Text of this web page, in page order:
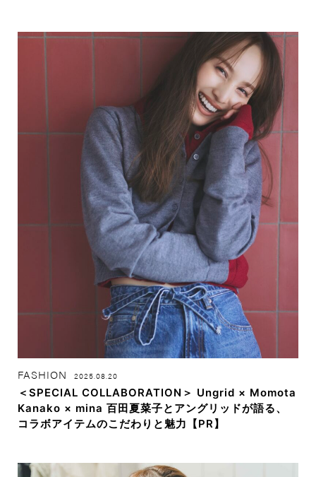
FASHION 2025.08.20
＜SPECIAL COLLABORATION＞ Ungrid × Momota
Kanako × mina 百田夏菜子とアングリッドが語る、
コラボアイテムのこだわりと魅力【PR】